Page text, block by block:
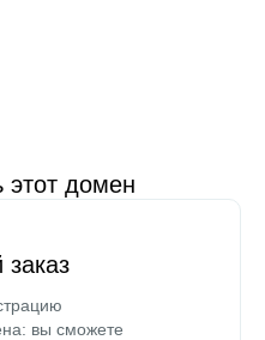
этот домен
вы сможете